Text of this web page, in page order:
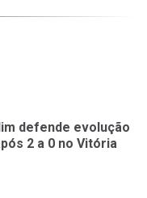
defende evolução
2 a 0 no Vitória